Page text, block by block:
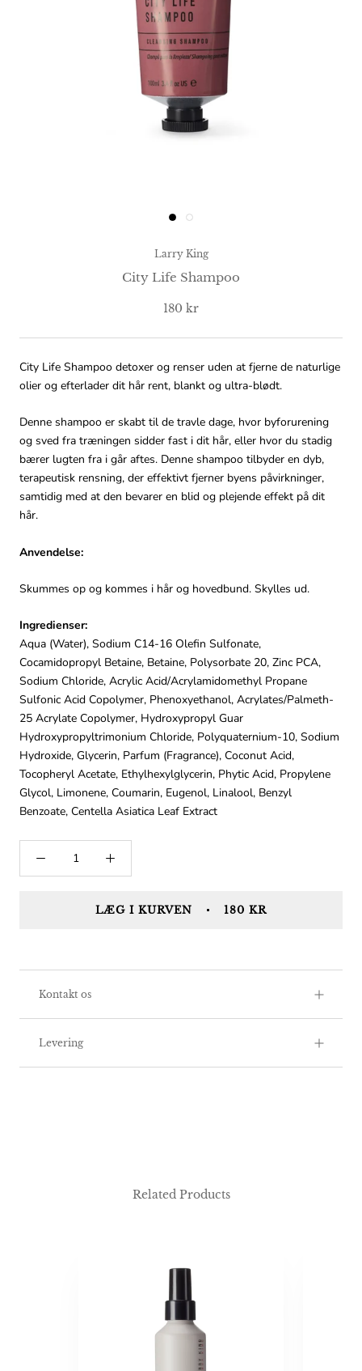
Larry King
City Life Shampoo
180 kr
City Life Shampoo detoxer og renser uden at fjerne de naturlige
olier og efterlader dit hår rent, blankt og ultra-blødt.
Denne shampoo er skabt til de travle dage, hvor byforurening
og sved fra træningen sidder fast i dit hår, eller hvor du stadig
bærer lugten fra i går aftes. Denne shampoo tilbyder en dyb,
terapeutisk rensning, der effektivt fjerner byens påvirkninger,
samtidig med at den bevarer en blid og plejende effekt på dit
hår.
Anvendelse:
Skummes op og kommes i hår og hovedbund. Skylles ud.
Ingredienser:
Aqua (Water), Sodium C14-16 Olefin Sulfonate,
Cocamidopropyl Betaine, Betaine, Polysorbate 20, Zinc PCA,
Sodium Chloride, Acrylic Acid/Acrylamidomethyl Propane
Sulfonic Acid Copolymer, Phenoxyethanol, Acrylates/Palmeth-
25 Acrylate Copolymer, Hydroxypropyl Guar
Hydroxypropyltrimonium Chloride, Polyquaternium-10, Sodium
Hydroxide, Glycerin, Parfum (Fragrance), Coconut Acid,
Tocopheryl Acetate, Ethylhexylglycerin, Phytic Acid, Propylene
Glycol, Limonene, Coumarin, Eugenol, Linalool, Benzyl
Benzoate, Centella Asiatica Leaf Extract
LÆG I KURVEN 180 KR
Kontakt os
Levering
Related Products